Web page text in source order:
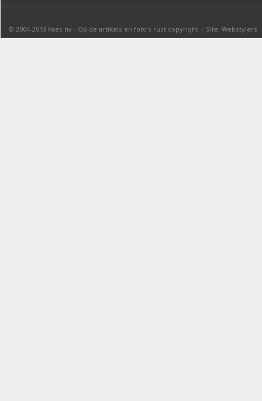
© 2004-2013 Faes nv - Op de artikels en foto’s rust copyright | Site: Webstylers